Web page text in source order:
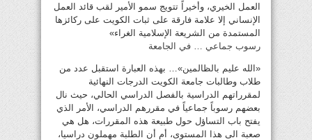
العمل الخيري، وأخيراً تتويج سمو الأمير لقب قائد العمل
الإنساني إلا علامة فارقة على ثبات الكويت على ركائزها
المستمدة من الشريعة الإسلامية الغراء»
رسوب جماعي … في الجامعة
«الله عليم بالظالمين»… بهذه العبارة استقبل عدد من
طلاب وطالبات جامعة الكويت الدرجات النهائية
لمقرراتهم الدراسية بالفصل الدراسي الحالي، حيث نال
بعضهم رسوباً جماعياً في مقررهم الدراسي، الأمر الذي
يفتح باب التساؤل حول طبيعة هذه المقررات، هل هي
صعبة الى هذا المستوى، أم أن الطلبة مهملون دراسيا،